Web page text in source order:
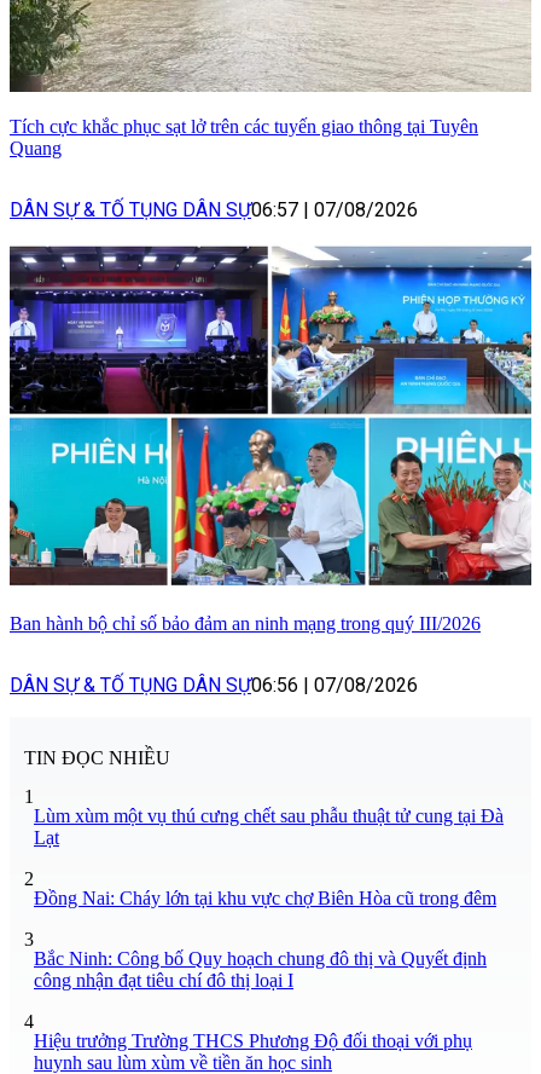
Tích cực khắc phục sạt lở trên các tuyến giao thông tại Tuyên
Quang
DÂN SỰ & TỐ TỤNG DÂN SỰ06:57 | 07/08/2026
Ban hành bộ chỉ số bảo đảm an ninh mạng trong quý III/2026
DÂN SỰ & TỐ TỤNG DÂN SỰ06:56 | 07/08/2026
TIN ĐỌC NHIỀU
1
Lùm xùm một vụ thú cưng chết sau phẫu thuật tử cung tại Đà
Lạt
2
Đồng Nai: Cháy lớn tại khu vực chợ Biên Hòa cũ trong đêm
3
Bắc Ninh: Công bố Quy hoạch chung đô thị và Quyết định
công nhận đạt tiêu chí đô thị loại I
4
Hiệu trưởng Trường THCS Phương Độ đối thoại với phụ
huynh sau lùm xùm về tiền ăn học sinh